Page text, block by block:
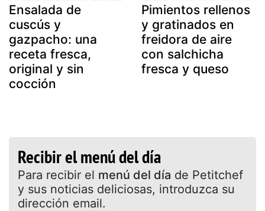
Ensalada de
cuscús y
gazpacho: una
receta fresca,
original y sin
cocción
Pimientos rellenos
y gratinados en
freidora de aire
con salchicha
fresca y queso
Recibir el menú del día
Para recibir el menú del día de Petitchef
y sus noticias deliciosas, introduzca su
dirección email.